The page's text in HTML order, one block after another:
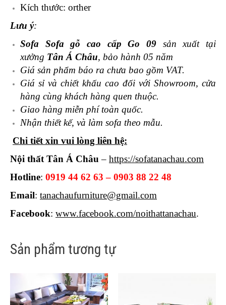
Kích thước: orther
Lưu ý:
Sofa Sofa gỗ cao cấp Go 09 sản xuất tại
xưởng Tân Á Châu, bảo hành 05 năm
Giá sản phẩm báo ra chưa bao gồm VAT.
Giá sỉ và chiết khấu cao đối với Showroom, cửa
hàng cùng khách hàng quen thuộc.
Giao hàng miễn phí toàn quốc.
Nhận thiết kế, và làm sofa theo mẫu.
Chi tiết xin vui lòng liên hệ:
Nội thất Tân Á Châu – https://sofatanachau.com
Hotline: 0919 44 62 63 – 0903 88 22 48
Email: tanachaufurniture@gmail.com
Facebook: www.facebook.com/noithattanachau.
Sản phẩm tương tự